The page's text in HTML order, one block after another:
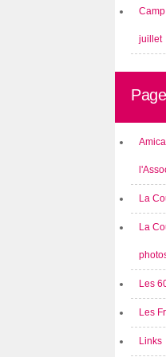
juillet
La
La
Les
Les
Links